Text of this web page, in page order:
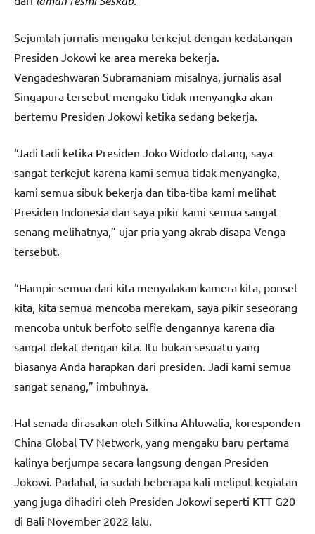
Sejumlah jurnalis mengaku terkejut dengan kedatangan
Presiden Jokowi ke area mereka bekerja.
Vengadeshwaran Subramaniam misalnya, jurnalis asal
Singapura tersebut mengaku tidak menyangka akan
bertemu Presiden Jokowi ketika sedang bekerja.
“Jadi tadi ketika Presiden Joko Widodo datang, saya
sangat terkejut karena kami semua tidak menyangka,
kami semua sibuk bekerja dan tiba-tiba kami melihat
Presiden Indonesia dan saya pikir kami semua sangat
senang melihatnya,” ujar pria yang akrab disapa Venga
tersebut.
“Hampir semua dari kita menyalakan kamera kita, ponsel
kita, kita semua mencoba merekam, saya pikir seseorang
mencoba untuk berfoto selfie dengannya karena dia
sangat dekat dengan kita. Itu bukan sesuatu yang
biasanya Anda harapkan dari presiden. Jadi kami semua
sangat senang,” imbuhnya.
Hal senada dirasakan oleh Silkina Ahluwalia, koresponden
China Global TV Network, yang mengaku baru pertama
kalinya berjumpa secara langsung dengan Presiden
Jokowi. Padahal, ia sudah beberapa kali meliput kegiatan
yang juga dihadiri oleh Presiden Jokowi seperti KTT G20
di Bali November 2022 lalu.